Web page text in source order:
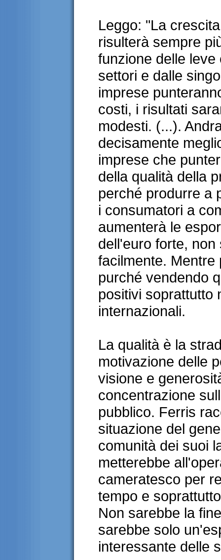
Leggo: "La
risulterà sempre
funzione delle
settori e dalle
imprese
costi, i risultati
modesti. (...).
decisamente
imprese che
della qualità della
perché produrre a
i consumatori a
aumenterà le
dell'euro forte,
facilmente.
purché vendendo
positivi soprattutto
internazionali.
La qualità è la
motivazione delle
visione e
concentrazione
pubblico. Ferris
situazione del
comunità dei suoi
metterebbe
cameratesco per
tempo e
Non sarebbe la
sarebbe solo
interessante delle